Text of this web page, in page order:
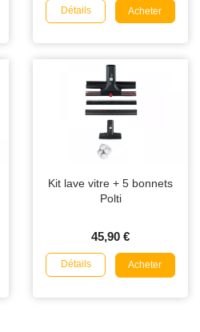
Détails Acheter
Kit lave vitre + 5 bonnets
Polti
45,90 €
Détails Acheter